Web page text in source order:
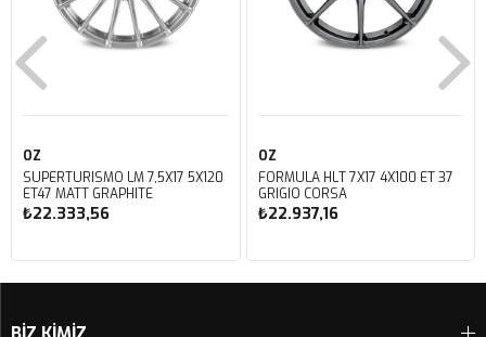
OZ
SUPERTURISMO LM 7,5X17 5X120
ET47 MATT GRAPHITE
₺22.333,56
OZ
FORMULA HLT 7X17 4X100 ET 37
GRIGIO CORSA
₺22.937,16